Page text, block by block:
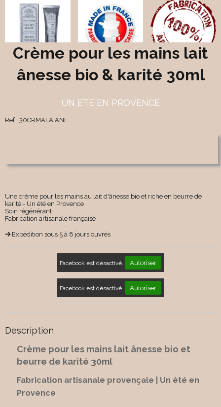
Crème pour les mains lait
ânesse bio & karité 30ml
UN ETE EN PROVENCE
Ref : 30CRMALAIANE
Une crème pour les mains au lait d'ânesse bio et riche en beurre de
karité - Un été en Provence .
Soin régénérant .
Fabrication artisanale française .
Expédition sous 5 à 8 jours ouvrés
Facebook est désactivé. Autoriser
Facebook est désactivé. Autoriser
Description
Crème pour les mains lait ânesse bio et
beurre de karité 30ml
Fabrication artisanale provençale | Un été en
Provence